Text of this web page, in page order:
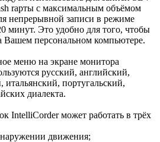
rарты с максимальным объёмом
непрерывной записи в режиме
минут. Это удобно для того, чтобы
Вашем персональном компьютере.
меню на экране монитора
русский, английский,
португальский,
диалекта.
IntelliCorder может работать в трёх
движения;